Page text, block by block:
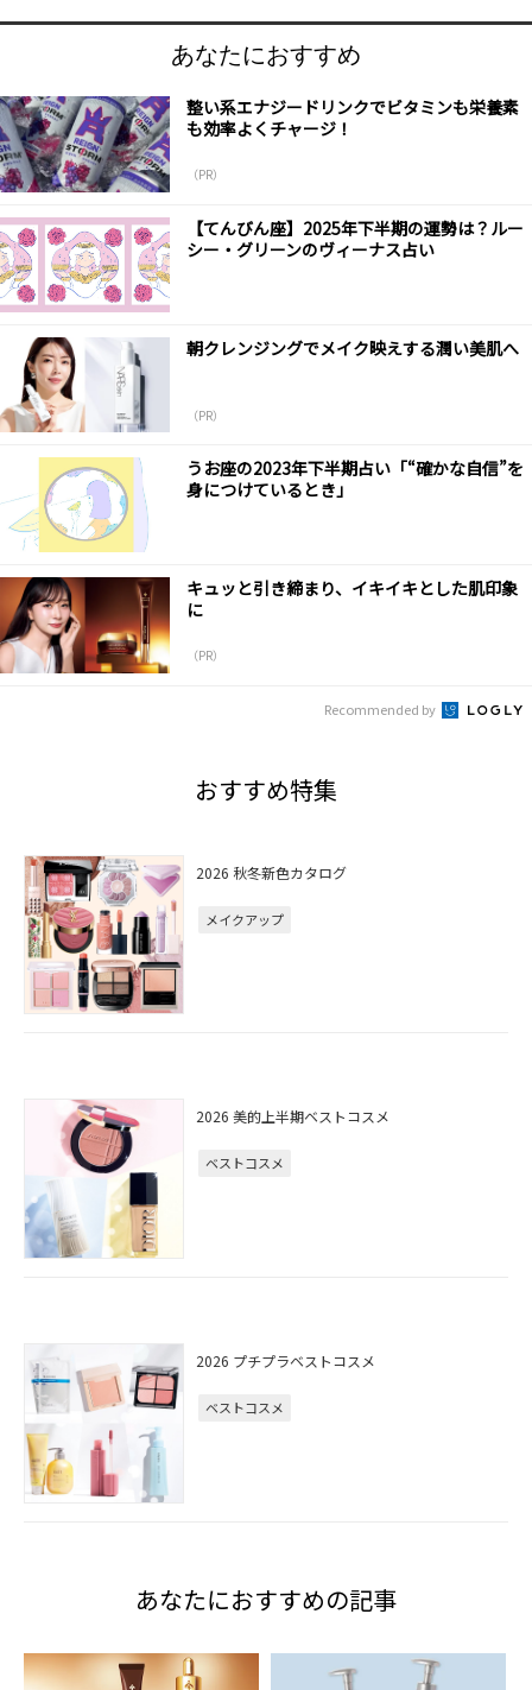
あなたにおすすめ
整い系エナジードリンクでビタミンも栄養素
も効率よくチャージ！
（PR）
【てんびん座】2025年下半期の運勢は？ルー
シー・グリーンのヴィーナス占い
朝クレンジングでメイク映えする潤い美肌へ
（PR）
うお座の2023年下半期占い「“確かな自信”を
身につけているとき」
キュッと引き締まり、イキイキとした肌印象
に
（PR）
Recommended by
おすすめ特集
2026 秋冬新色カタログ
メイクアップ
2026 美的上半期ベストコスメ
ベストコスメ
2026 プチプラベストコスメ
ベストコスメ
あなたにおすすめの記事